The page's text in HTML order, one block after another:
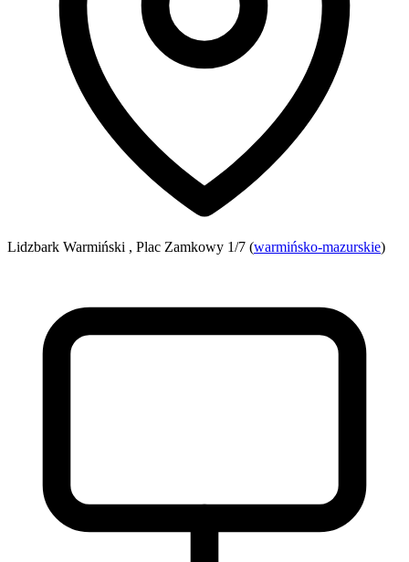
Lidzbark Warmiński , Plac Zamkowy 1/7 (warmińsko-mazurskie)